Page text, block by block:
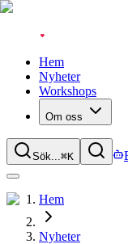
Hem
Nyheter
Workshops
Om oss
Sök...⌘K
Hem
Nyheter